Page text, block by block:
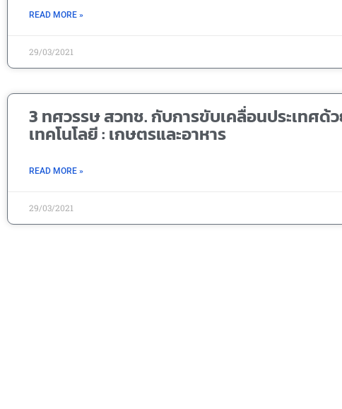
READ MORE »
29/03/2021
3 ทศวรรษ สวทช. กับการขับเคลื่อนประเทศด้
เทคโนโลยี : เกษตรและอาหาร
READ MORE »
29/03/2021